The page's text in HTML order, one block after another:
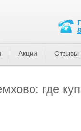
где
Акции Отзывы